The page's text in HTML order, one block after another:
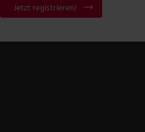
Jetzt registrieren!